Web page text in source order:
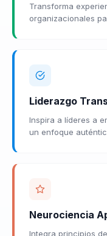
Transforma
organizacionales
Liderazgo
Inspira a líderes a
un enfoque
Neurociencia
Integra principios